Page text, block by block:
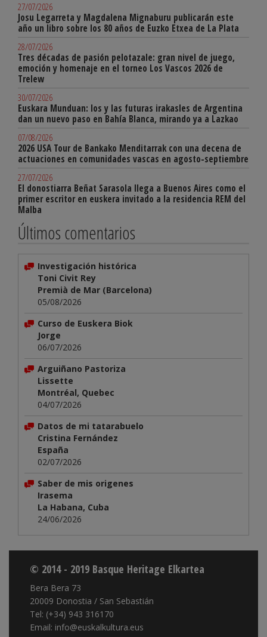
27/07/2026
Josu Legarreta y Magdalena Mignaburu publicarán este
año un libro sobre los 80 años de Euzko Etxea de La Plata
28/07/2026
Tres décadas de pasión pelotazale: gran nivel de juego,
emoción y homenaje en el torneo Los Vascos 2026 de
Trelew
30/07/2026
Euskara Munduan: los y las futuras irakasles de Argentina
dan un nuevo paso en Bahía Blanca, mirando ya a Lazkao
07/08/2026
2026 USA Tour de Bankako Menditarrak con una decena de
actuaciones en comunidades vascas en agosto-septiembre
27/07/2026
El donostiarra Beñat Sarasola llega a Buenos Aires como el
primer escritor en euskera invitado a la residencia REM del
Malba
Últimos comentarios
Investigación histórica
Toni Civit Rey
Premià de Mar (Barcelona)
05/08/2026
Curso de Euskera Biok
Jorge
06/07/2026
Arguiñano Pastoriza
Lissette
Montréal, Quebec
04/07/2026
Datos de mi tatarabuelo
Cristina Fernández
España
02/07/2026
Saber de mis origenes
Irasema
La Habana, Cuba
24/06/2026
© 2014 - 2019 Basque Heritage Elkartea
Bera Bera 73
20009 Donostia / San Sebastián
Tel: (+34) 943 316170
Email: info@euskalkultura.eus